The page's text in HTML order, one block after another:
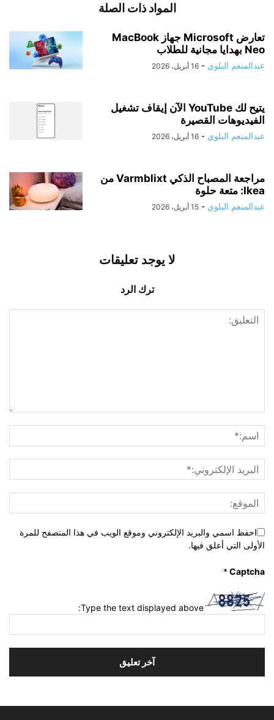
المواد ذات الصلة
تعارض Microsoft جهاز MacBook
Neo بهدايا مجانية للطلاب
عبدالمنعم البلوي - 16 أبريل، 2026
يتيح لك YouTube الآن إيقاف تشغيل
الفيديوهات القصيرة
عبدالمنعم البلوي - 16 أبريل، 2026
مراجعة المصباح الذكي Varmblixt من
Ikea: متعة حلوة
عبدالمنعم البلوي - 15 أبريل، 2026
لا يوجد تعليقات
ترك الرد
احفظ اسمي والبريد الإلكتروني وموقع الويب في هذا المتصفح للمرة
الأولى التي أعلق فيها.
Captcha
*
Type the text displayed above: